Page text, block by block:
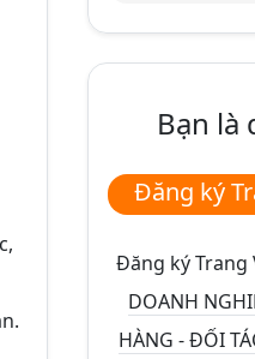
Bạn là
Đăng ký
Đăng ký Trang
DOANH
HÀNG - ĐỐI